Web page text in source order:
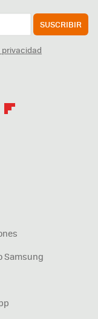
SUSCRIBIR
Samsung